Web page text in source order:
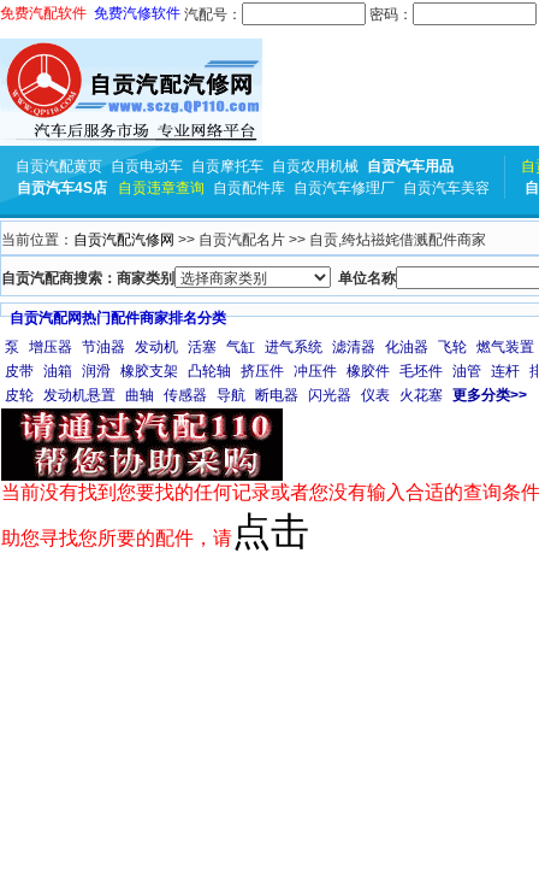
免费汽配软件 免费汽修软件 汽配号： 密码：
自贡汽配黄页 自贡电动车 自贡摩托车 自贡农用机械 自贡汽车用品
自贡汽车4S店
自贡违章查询 自贡配件库 自贡汽车修理厂 自贡汽车美容
自
当前位置： 自贡汽配汽修网 >> 自贡汽配名片 >> 自贡,绔炶禌姹借溅配件商家
自贡汽配商搜索：商家类别 单位名称
自贡汽配网热门配件商家排名分类
泵
增压器 节油器 发动机 活塞 气缸 进气系统 滤清器 化油器 飞轮 燃气装置
皮带 油箱 润滑 橡胶支架 凸轮轴 挤压件 冲压件 橡胶件 毛坯件 油管 连杆
皮轮 发动机悬置 曲轴 传感器 导航 断电器 闪光器 仪表 火花塞 更多分类>>
当前没有找到您要找的任何记录或者您没有输入合适的查询条
助您寻找您所要的配件，请 点击